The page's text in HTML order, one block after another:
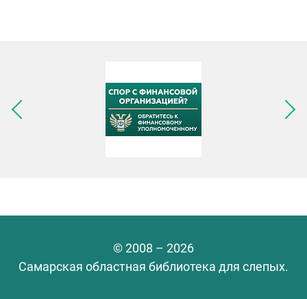
Следующее изображение
© 2008 – 2026
Самарская областная библиотека для слепых.